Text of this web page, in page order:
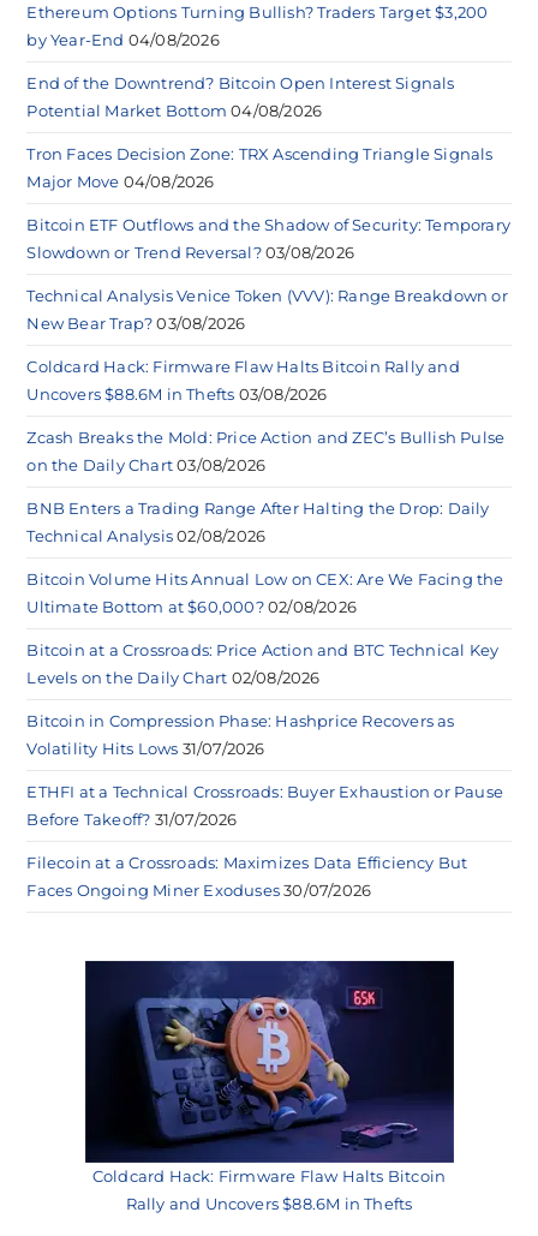
Ethereum Options Turning Bullish? Traders Target $3,200
by Year-End 04/08/2026
End of the Downtrend? Bitcoin Open Interest Signals
Potential Market Bottom 04/08/2026
Tron Faces Decision Zone: TRX Ascending Triangle Signals
Major Move 04/08/2026
Bitcoin ETF Outflows and the Shadow of Security: Temporary
Slowdown or Trend Reversal? 03/08/2026
Technical Analysis Venice Token (VVV): Range Breakdown or
New Bear Trap? 03/08/2026
Coldcard Hack: Firmware Flaw Halts Bitcoin Rally and
Uncovers $88.6M in Thefts 03/08/2026
Zcash Breaks the Mold: Price Action and ZEC’s Bullish Pulse
on the Daily Chart 03/08/2026
BNB Enters a Trading Range After Halting the Drop: Daily
Technical Analysis 02/08/2026
Bitcoin Volume Hits Annual Low on CEX: Are We Facing the
Ultimate Bottom at $60,000? 02/08/2026
Bitcoin at a Crossroads: Price Action and BTC Technical Key
Levels on the Daily Chart 02/08/2026
Bitcoin in Compression Phase: Hashprice Recovers as
Volatility Hits Lows 31/07/2026
ETHFI at a Technical Crossroads: Buyer Exhaustion or Pause
Before Takeoff? 31/07/2026
Filecoin at a Crossroads: Maximizes Data Efficiency But
Faces Ongoing Miner Exoduses 30/07/2026
Coldcard Hack: Firmware Flaw Halts Bitcoin
Rally and Uncovers $88.6M in Thefts